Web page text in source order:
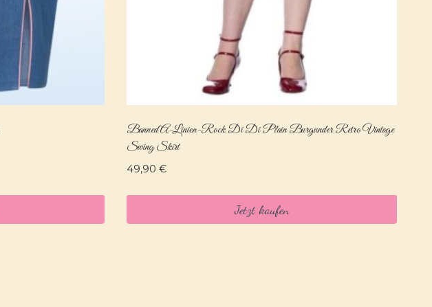
Banned A-Linien-Rock Di Di Plain Burgunder Retro Vintage
Swing Skirt
49,90€
Jetzt kaufen